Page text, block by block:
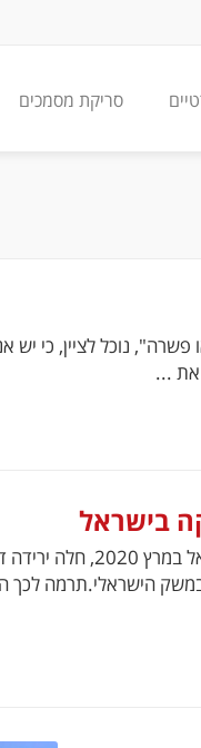
סריקת מסמכים
נוכל לציין, כי
את ...
בישראל
מאת רונן כהן צמח מנכ"ל